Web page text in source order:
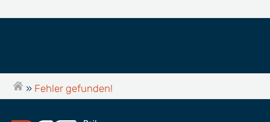
» Fehler gefunden!